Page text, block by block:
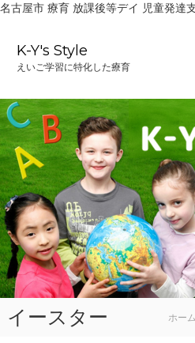
名古屋市 療育 放課後等デイ 児童発達
へ
ス
キ
ッ
プ
K-Y's Style
えいご学習に特化した療育
イースター ホーム